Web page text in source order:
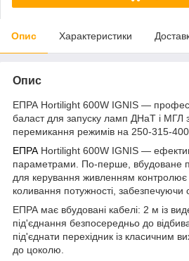
Опис Характеристики
Опис
ЕПРА Hortilight 600W IGNIS —
баласт для запуску ламп ДНаТ і МГЛ
перемикання режимів на 250-315-
ЕПРА Hortilight 600W IGNIS —
параметрами. По-перше, вбудоване
для керування живленням
коливання потужності, забезпечуючи
ЕПРА має вбудовані кабелі: 2 м із
під'єднання безпосередньо до
під'єднати перехідник із класичним
до цоколю.